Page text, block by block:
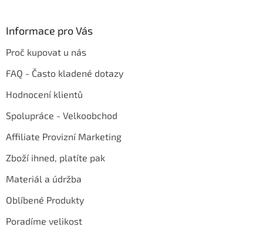
Informace pro Vás
Proč kupovat u nás
FAQ - Často kladené dotazy
Hodnocení klientů
Spolupráce - Velkoobchod
Affiliate Provizní Marketing
Zboží ihned, platíte pak
Materiál a údržba
Oblíbené Produkty
Poradíme velikost